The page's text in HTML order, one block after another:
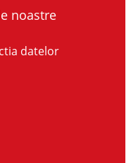
noastre
datelor